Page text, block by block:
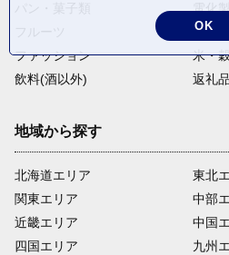
電化
卵・
ファッション
米・
飲料(酒以外)
返礼
地域から探す
北海道エリア
関東エリア
近畿エリア
四国エリア
東北
中部
中国
九州
OK